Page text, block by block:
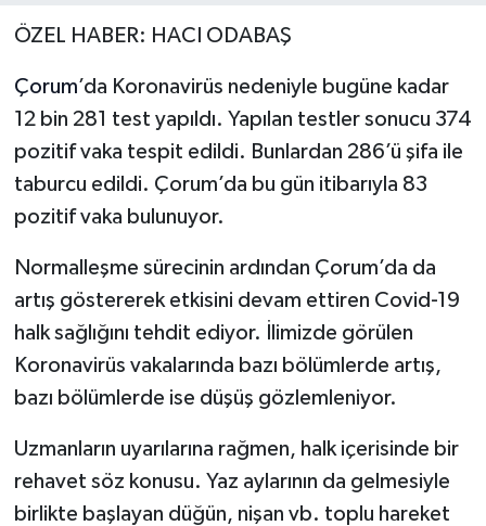
ÖZEL HABER: HACI ODABAŞ
Çorum’da Koronavirüs nedeniyle bugüne kadar
12 bin 281 test yapıldı. Yapılan testler sonucu 374
pozitif vaka tespit edildi. Bunlardan 286’ü şifa ile
taburcu edildi. Çorum’da bu gün itibarıyla 83
pozitif vaka bulunuyor.
Normalleşme sürecinin ardından Çorum’da da
artış göstererek etkisini devam ettiren Covid-19
halk sağlığını tehdit ediyor. İlimizde görülen
Koronavirüs vakalarında bazı bölümlerde artış,
bazı bölümlerde ise düşüş gözlemleniyor.
Uzmanların uyarılarına rağmen, halk içerisinde bir
rehavet söz konusu. Yaz aylarının da gelmesiyle
birlikte başlayan düğün, nişan vb. toplu hareket